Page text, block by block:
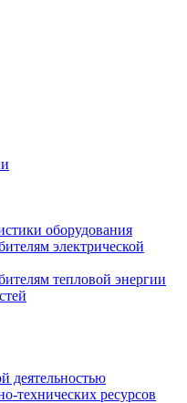
оборудования
электрической
тепловой энергии
деятельностью
технических ресурсов